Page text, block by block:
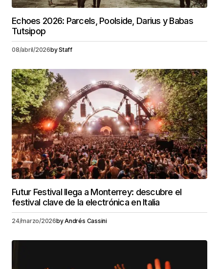
Echoes 2026: Parcels, Poolside, Darius y Babas
Tutsipop
08/abril/2026byStaff
Futur Festival llega a Monterrey: descubre el
festival clave de la electrónica en Italia
24/marzo/2026byAndrés Cassini